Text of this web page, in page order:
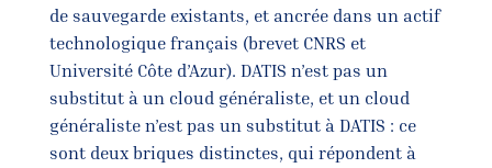
de sauvegarde existants, et ancrée dans un actif
technologique français (brevet CNRS et
Université Côte d’Azur). DATIS n’est pas un
substitut à un cloud généraliste, et un cloud
généraliste n’est pas un substitut à DATIS : ce
sont deux briques distinctes, qui répondent à